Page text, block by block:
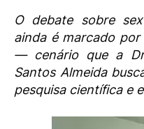
O debate sobre
ainda é marcado
— cenário que a
Santos Almeida
pesquisa científica e